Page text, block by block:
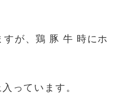
が、鶏 豚 牛 時にホ
っています。